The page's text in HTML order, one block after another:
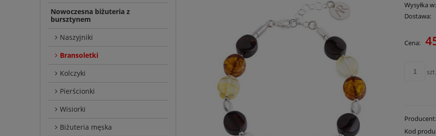
Nowoczesna biżuteria z
bursztynem
Naszyjniki
Bransoletki
Kolczyki
Pierścionki
Wisiorki
Biżuteria męska
Wysyłka w:
Dostawa:
Cena nie
Cena:
Kod